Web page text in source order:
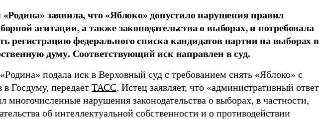
заявила, что «Яблоко» допустило нарушения правил
агитации, а также законодательства о выборах, и потребовала
регистрацию федерального списка кандидатов партии на выборах в
думу. Соответствующий иск направлен в суд.
подала иск в Верховный суд с требованием снять «Яблоко» с
в Госдуму, передает ТАСС. Истец заявляет, что «административный
многочисленные нарушения законодательства о выборах, в частности,
об интеллектуальной собственности и о противодействии